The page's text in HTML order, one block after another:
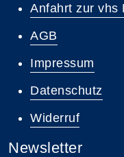
Anfahrt zur vhs
AGB
Impressum
Datenschutz
Widerruf
Newsletter